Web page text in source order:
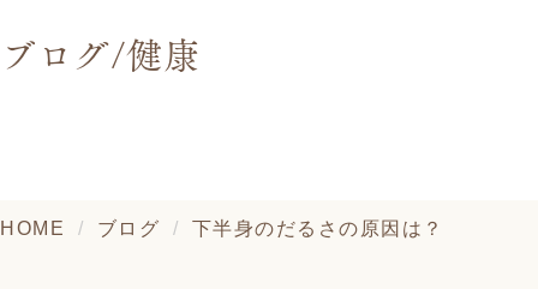
ブログ/健康
HOME ブログ 下半身のだるさの原因は？